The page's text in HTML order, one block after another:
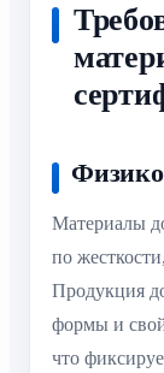
Материалы
по
Продукция
формы и
что